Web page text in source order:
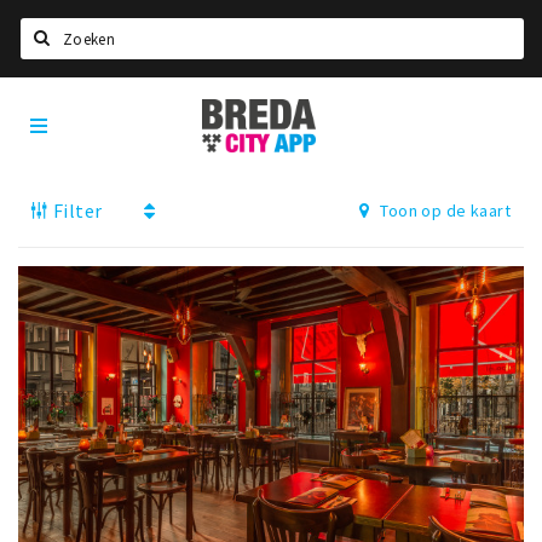
Home
Deals
Nieuws, interviews & blogs
Eten
Drinken
Slapen
Recreatief
Winkels
Breda
City
App
Filter Toon op de kaart